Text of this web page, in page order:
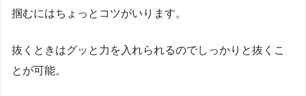
掴むにはちょっとコツがいります。
抜くときはグッと力を入れられるのでしっかりと抜くこ
とが可能。